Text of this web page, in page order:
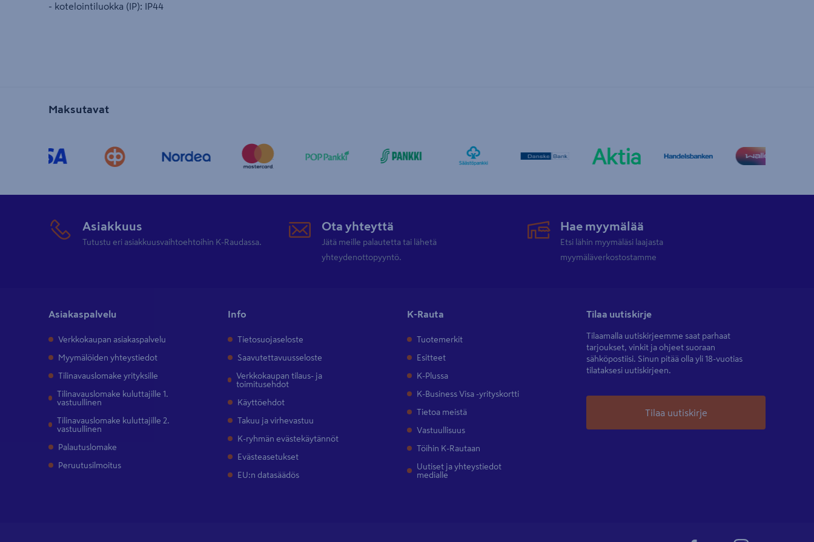
- kotelointiluokka (IP): IP44
Maksutavat
Asiakkuus
Tutustu eri asiakkuusvaihtoehtoihin K-Raudassa.
Ota yhteyttä
Jätä meille palautetta tai lähetä
yhteydenottopyyntö.
Hae myymälää
Etsi lähin myymäläsi laajasta
myymäläverkostostamme
Asiakaspalvelu
Verkkokaupan asiakaspalvelu
Myymälöiden yhteystiedot
Tilinavauslomake yrityksille
Tilinavauslomake kuluttajille 1.
vastuullinen
Tilinavauslomake kuluttajille 2.
vastuullinen
Palautuslomake
Peruutusilmoitus
Info
Tietosuojaseloste
Saavutettavuusseloste
Verkkokaupan tilaus- ja
toimitusehdot
Käyttöehdot
Takuu ja virhevastuu
K-ryhmän evästekäytännöt
Evästeasetukset
EU:n datasäädös
K-Rauta
Tuotemerkit
Esitteet
K-Plussa
K-Business Visa -yrityskortti
Tietoa meistä
Vastuullisuus
Töihin K-Rautaan
Uutiset ja yhteystiedot
medialle
Tilaa uutiskirje
Tilaamalla uutiskirjeemme saat parhaat
tarjoukset, vinkit ja ohjeet suoraan
sähköpostiisi. Sinun pitää olla yli 18-vuotias
tilataksesi uutiskirjeen.
Tilaa uutiskirje